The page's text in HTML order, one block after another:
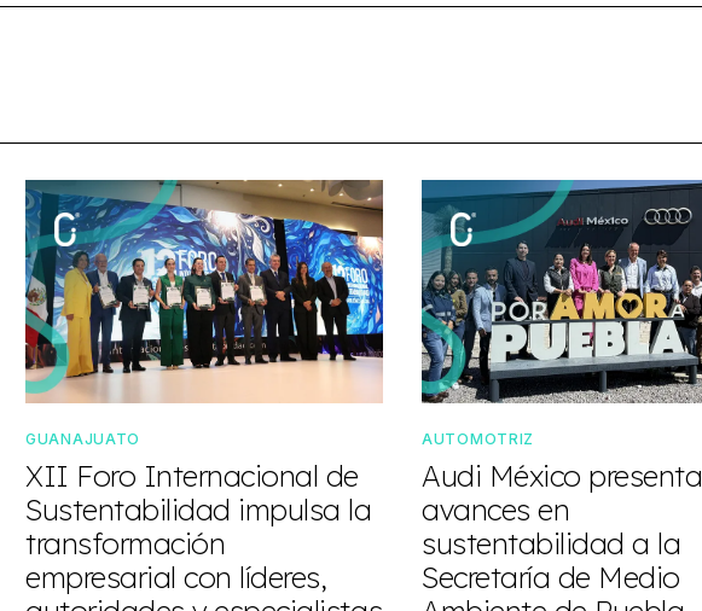
GUANAJUATO
XII Foro Internacional de
Sustentabilidad impulsa la
transformación
empresarial con líderes,
AUTOMOTRIZ
Audi México presenta
avances en
sustentabilidad a la
Secretaría de Medio